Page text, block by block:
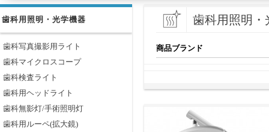
歯科用照明・光学機器
歯科写真撮影用ライト
歯科マイクロスコープ
歯科検査ライト
歯科用ヘッドライト
歯科無影灯/手術照明灯
歯科用ルーペ(拡大鏡)
歯科用照明・
商品ブランド